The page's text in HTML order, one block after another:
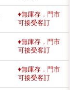
♦無庫存，門市
可接受客訂
♦無庫存，門市
可接受客訂
♦無庫存，門市
可接受客訂